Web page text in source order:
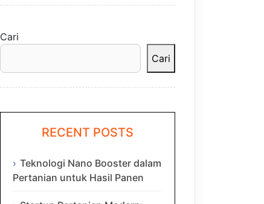
Cari
Cari
RECENT POSTS
Teknologi Nano Booster dalam
Pertanian untuk Hasil Panen